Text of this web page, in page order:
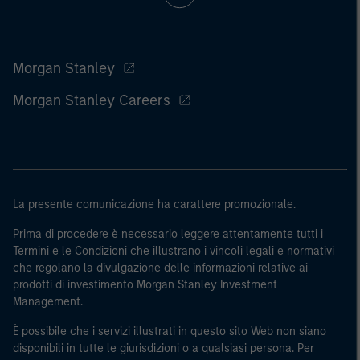
Morgan Stanley
Morgan Stanley Careers
La presente comunicazione ha carattere promozionale.
Prima di procedere è necessario leggere attentamente tutti i
Termini e le Condizioni che illustrano i vincoli legali e normativi
che regolano la divulgazione delle informazioni relative ai
prodotti di investimento Morgan Stanley Investment
Management.
È possibile che i servizi illustrati in questo sito Web non siano
disponibili in tutte le giurisdizioni o a qualsiasi persona. Per